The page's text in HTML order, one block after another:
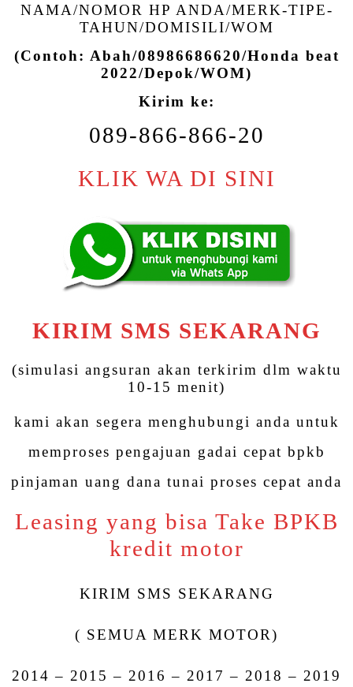
NAMA/NOMOR HP ANDA/MERK-TIPE-
TAHUN/DOMISILI/WOM
(Contoh: Abah/08986686620/Honda beat
2022/Depok/WOM)
Kirim ke:
089-866-866-20
KLIK WA DI SINI
KIRIM SMS SEKARANG
(simulasi angsuran akan terkirim dlm waktu
10-15 menit)
kami akan segera menghubungi anda untuk
memproses pengajuan gadai cepat bpkb
pinjaman uang dana tunai proses cepat anda
Leasing yang bisa Take BPKB
kredit motor
KIRIM SMS SEKARANG
( SEMUA MERK MOTOR)
2014 – 2015 – 2016 – 2017 – 2018 – 2019